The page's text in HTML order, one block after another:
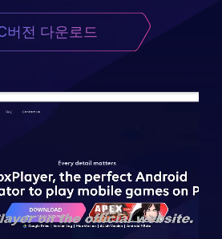
버전 다운로드